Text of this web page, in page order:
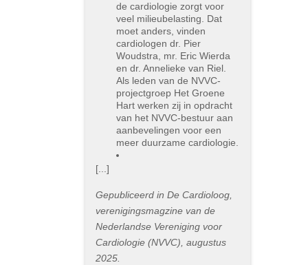
de cardiologie zorgt voor
veel milieubelasting. Dat
moet anders, vinden
cardiologen dr. Pier
Woudstra, mr. Eric Wierda
en dr. Annelieke van Riel.
Als leden van de NVVC-
projectgroep Het Groene
Hart werken zij in opdracht
van het NVVC-bestuur aan
aanbevelingen voor een
meer duurzame cardiologie.
[...]
Gepubliceerd in De Cardioloog,
verenigingsmagzine van de
Nederlandse Vereniging voor
Cardiologie (NVVC), augustus
2025.